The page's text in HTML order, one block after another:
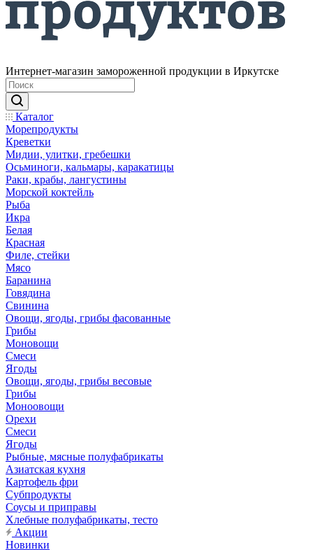
Интернет-магазин замороженной продукции в Иркутске
Каталог
Морепродукты
Креветки
Мидии, улитки, гребешки
Осьминоги, кальмары, каракатицы
Раки, крабы, лангустины
Морской коктейль
Рыба
Икра
Белая
Красная
Филе, стейки
Мясо
Баранина
Говядина
Свинина
Овощи, ягоды, грибы фасованные
Грибы
Моновощи
Смеси
Ягоды
Овощи, ягоды, грибы весовые
Грибы
Моноовощи
Орехи
Смеси
Ягоды
Рыбные, мясные полуфабрикаты
Азиатская кухня
Картофель фри
Субпродукты
Соусы и приправы
Хлебные полуфабрикаты, тесто
Акции
Новинки